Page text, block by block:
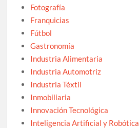
Fotografía
Franquicias
Fútbol
Gastronomía
Industria Alimentaria
Industria Automotriz
Industria Téxtil
Inmobiliaria
Innovación Tecnológica
Inteligencia Artificial y Robótica